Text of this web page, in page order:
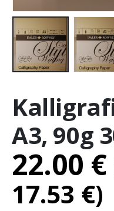
A3, 90g
22.00 €
17.53 €)